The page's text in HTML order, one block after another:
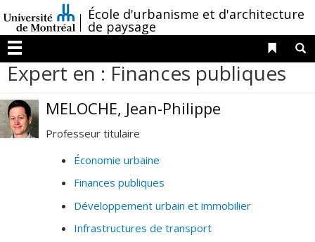
au
contenu
/École d'urbanisme et d'architecture
de paysage
Menu
Liens
Expert en : Finances publiques
MELOCHE, Jean-Philippe
Professeur titulaire
Économie urbaine
Finances publiques
Développement urbain et immobilier
Infrastructures de transport